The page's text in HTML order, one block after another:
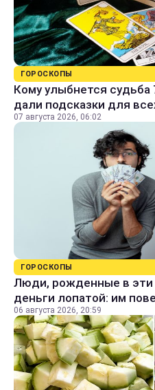
ГОРОСКОПЫ
Кому улыбнется судьба
дали подсказки для
07 августа 2026, 06:02
ГОРОСКОПЫ
Люди, рожденные в эти
деньги лопатой: им
06 августа 2026, 20:59